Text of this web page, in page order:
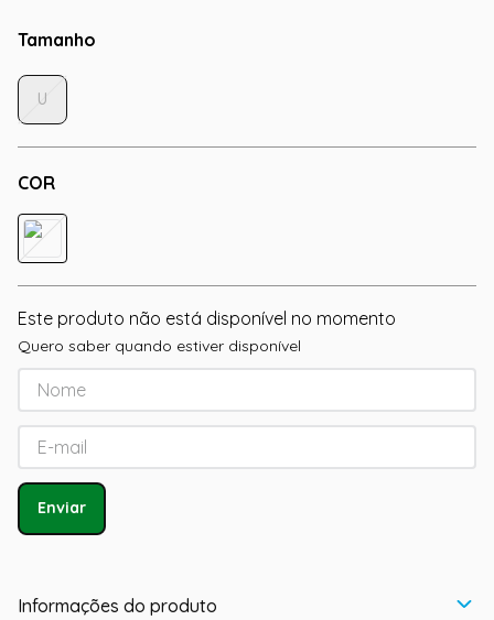
Tamanho
COR
U
Este produto não está disponível no momento
Quero saber quando estiver disponível
Enviar
Informações do produto